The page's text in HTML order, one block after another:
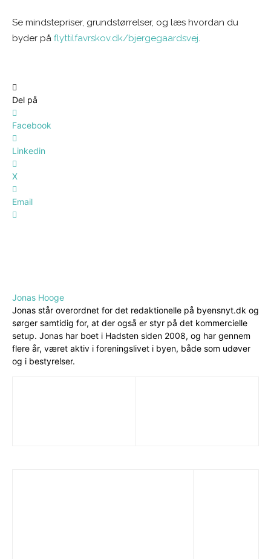
Se mindstepriser, grundstørrelser, og læs hvordan du
byder på flyttilfavrskov.dk/bjergegaardsvej.
Del på
Facebook
Linkedin
X
Email
Jonas Hooge
Jonas står overordnet for det redaktionelle på byensnyt.dk og
sørger samtidig for, at der også er styr på det kommercielle
setup. Jonas har boet i Hadsten siden 2008, og har gennem
flere år, været aktiv i foreningslivet i byen, både som udøver
og i bestyrelser.